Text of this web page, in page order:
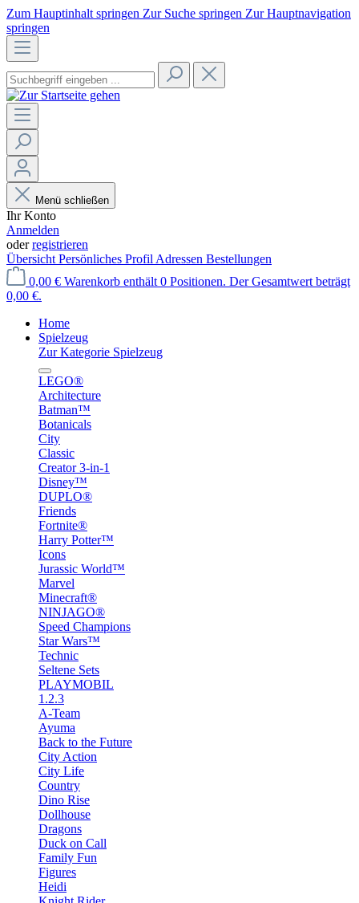
Zum Hauptinhalt springen Zur Suche springen Zur Hauptnavigation
springen
Menü schließen
Ihr Konto
Anmelden
oderregistrieren
Übersicht Persönliches Profil Adressen Bestellungen
0,00 € Warenkorb enthält 0 Positionen. Der Gesamtwert beträgt
0,00 €.
Home
Spielzeug
Zur Kategorie Spielzeug
LEGO®
Architecture
Batman™
Botanicals
City
Classic
Creator 3-in-1
Disney™
DUPLO®
Friends
Fortnite®
Harry Potter™
Icons
Jurassic World™
Marvel
Minecraft®
NINJAGO®
Speed Champions
Star Wars™
Technic
Seltene Sets
PLAYMOBIL
1.2.3
A-Team
Ayuma
Back to the Future
City Action
City Life
Country
Dino Rise
Dollhouse
Dragons
Duck on Call
Family Fun
Figures
Heidi